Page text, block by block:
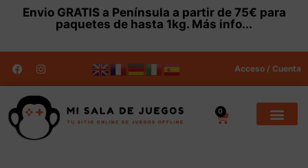
Envio GRATISa Península a partir de 75€ para
paquetes de hasta 1kg. Más info...
Acceso / Cuenta
0